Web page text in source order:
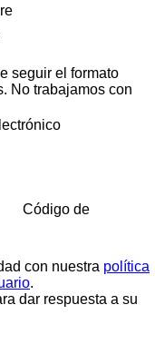
seguir el formato
No trabajamos con
Código de
con nuestra política
.
dar respuesta a su